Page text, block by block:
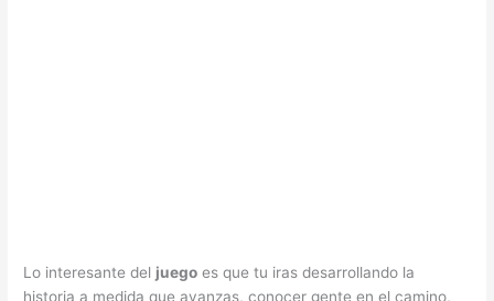
Lo interesante del juego es que tu iras desarrollando la
historia a medida que avanzas, conocer gente en el camino,